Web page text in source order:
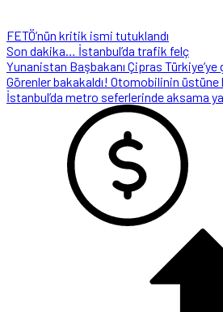
FETÖ’nün kritik ismi tutuklandı
Son dakika… İstanbul’da trafik felç
Yunanistan Başbakanı Çipras Türkiye’ye
Görenler bakakaldı! Otomobilinin üstüne
İstanbul’da metro seferlerinde aksama